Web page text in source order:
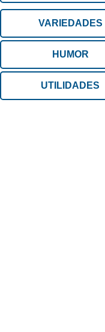
VARIEDADES
HUMOR
UTILIDADES